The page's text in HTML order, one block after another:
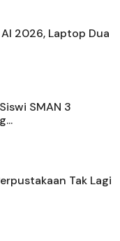
2026, Laptop Dua
SMAN 3
Tak Lagi